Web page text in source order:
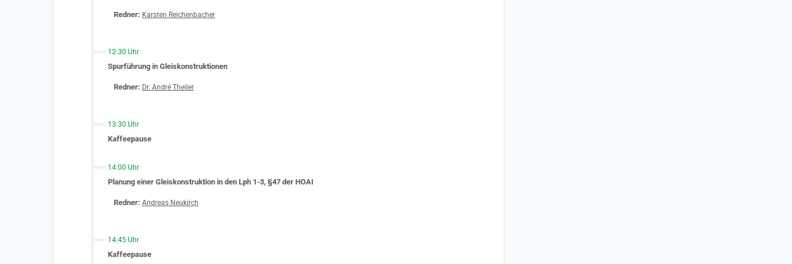
Redner: Karsten Reichenbacher
12:30 Uhr
Spurführung in Gleiskonstruktionen
Redner: Dr. André Theiler
13:30 Uhr
Kaffeepause
14:00 Uhr
Planung einer Gleiskonstruktion in den Lph 1-3, §47 der HOAI
Redner: Andreas Neukirch
14:45 Uhr
Kaffeepause